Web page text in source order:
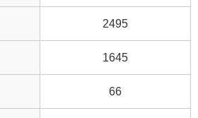
2495
1645
66